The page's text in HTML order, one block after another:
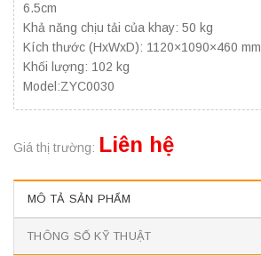
6.5cm
Khả năng chịu tải của khay: 50 kg
Kích thước (HxWxD): 1120×1090×460 mm
Khối lượng: 102 kg
Model:ZYC0030
Giá thị trường: Liên hệ
MÔ TẢ SẢN PHẨM
THÔNG SỐ KỸ THUẬT